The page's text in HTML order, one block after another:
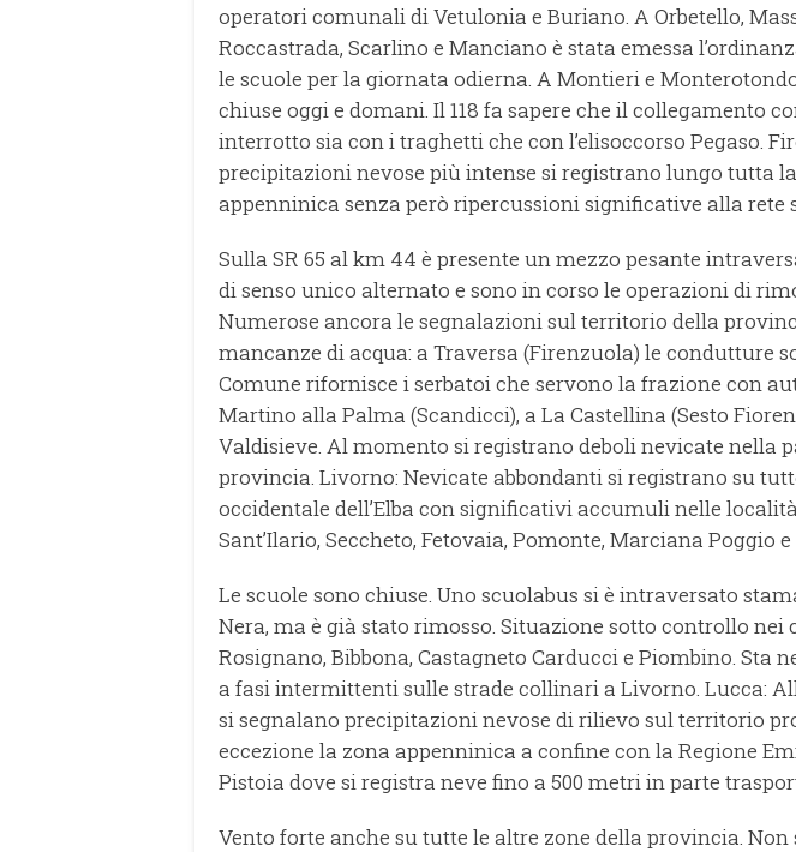
operatori comunali di Vetulonia e Buriano. A Orbetello,
Roccastrada, Scarlino e Manciano è stata emessa
le scuole per la giornata odierna. A Montieri e
chiuse oggi e domani. Il 118 fa sapere che il collegamento
interrotto sia con i traghetti che con l’elisoccorso Pegaso.
precipitazioni nevose più intense si registrano lungo tutta
appenninica senza però ripercussioni significative alla rete
Sulla SR 65 al km 44 è presente un mezzo pesante
di senso unico alternato e sono in corso le operazioni di
Numerose ancora le segnalazioni sul territorio della
mancanze di acqua: a Traversa (Firenzuola) le condutture
Comune rifornisce i serbatoi che servono la frazione con
Martino alla Palma (Scandicci), a La Castellina (Sesto
Valdisieve. Al momento si registrano deboli nevicate nella
provincia. Livorno: Nevicate abbondanti si registrano su
occidentale dell’Elba con significativi accumuli nelle
Sant’Ilario, Seccheto, Fetovaia, Pomonte, Marciana Poggio
Le scuole sono chiuse. Uno scuolabus si è intraversato
Nera, ma è già stato rimosso. Situazione sotto controllo nei
Rosignano, Bibbona, Castagneto Carducci e Piombino. Sta
a fasi intermittenti sulle strade collinari a Livorno. Lucca:
si segnalano precipitazioni nevose di rilievo sul territorio
eccezione la zona appenninica a confine con la Regione
Pistoia dove si registra neve fino a 500 metri in parte
Vento forte anche su tutte le altre zone della provincia.